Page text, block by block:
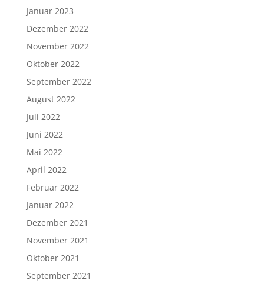
Januar 2023
Dezember 2022
November 2022
Oktober 2022
September 2022
August 2022
Juli 2022
Juni 2022
Mai 2022
April 2022
Februar 2022
Januar 2022
Dezember 2021
November 2021
Oktober 2021
September 2021